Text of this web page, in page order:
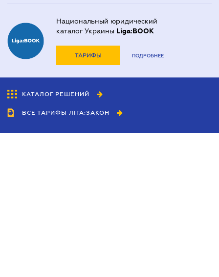
Национальный юридический
каталог Украины Liga:BOOK
ТАРИФЫ ПОДРОБНЕЕ
КАТАЛОГ РЕШЕНИЙ
ВСЕ ТАРИФЫ ЛІГА:ЗАКОН